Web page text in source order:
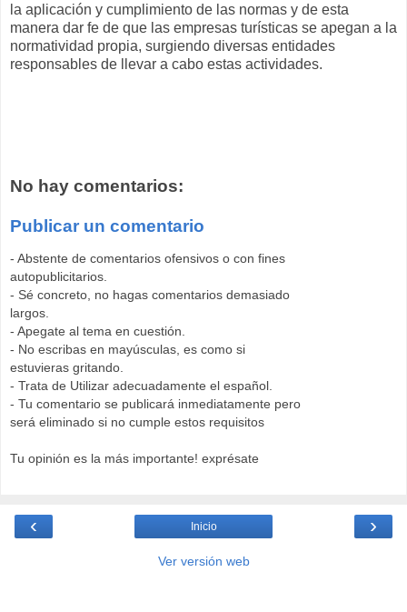
la aplicación y cumplimiento de las normas y de esta
manera dar fe de que las empresas turísticas se apegan a la
normatividad propia, surgiendo diversas entidades
responsables de llevar a cabo estas actividades.
No hay comentarios:
Publicar un comentario
- Abstente de comentarios ofensivos o con fines
autopublicitarios.
- Sé concreto, no hagas comentarios demasiado
largos.
- Apegate al tema en cuestión.
- No escribas en mayúsculas, es como si
estuvieras gritando.
- Trata de Utilizar adecuadamente el español.
- Tu comentario se publicará inmediatamente pero
será eliminado si no cumple estos requisitos
Tu opinión es la más importante! exprésate
‹ ›
Inicio
Ver versión web